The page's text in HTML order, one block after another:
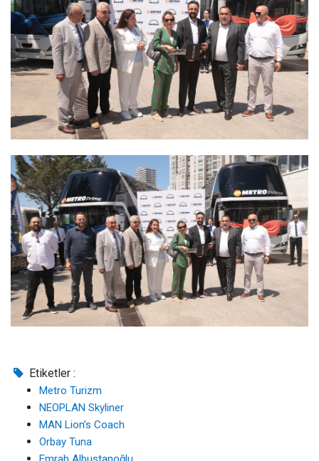
Etiketler :
Metro Turizm
NEOPLAN Skyliner
MAN Lion’s Coach
Orbay Tuna